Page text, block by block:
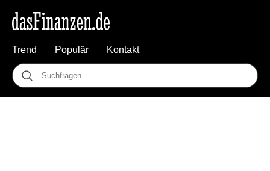
Trend Populär Kontakt